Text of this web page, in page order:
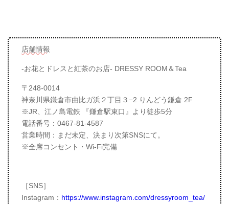
店舗情報
-お花とドレスと紅茶のお店- DRESSY ROOM＆Tea
〒248-0014
神奈川県鎌倉市由比ガ浜２丁目３−2 りんどう鎌倉 2F
※JR、江ノ島電鉄 『鎌倉駅東口』より徒歩5分
電話番号：0467-81-4587
営業時間：まだ未定、決まり次第SNSにて。
※全席コンセント・Wi-Fi完備
［SNS］
Instagram： https://www.instagram.com/dressyroom_tea/